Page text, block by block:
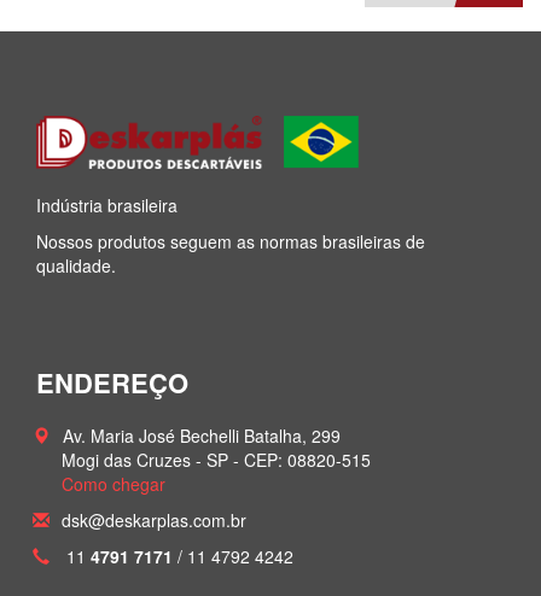
Indústria brasileira
Nossos produtos seguem as normas brasileiras de
qualidade.
ENDEREÇO
Av. Maria José Bechelli Batalha, 299
Mogi das Cruzes - SP - CEP: 08820-515
Como chegar
dsk@deskarplas.com.br
11 4791 7171 / 11 4792 4242